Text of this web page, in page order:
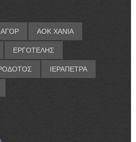
ΑΓΟΡ ΑΟΚ ΧΑΝΙΑ
ΕΡΓΟΤΕΛΗΣ
ΙΕΡΑΠΕΤΡΑ